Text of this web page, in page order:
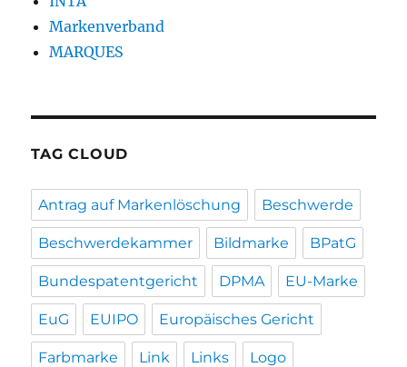
Markenverband
MARQUES
TAG CLOUD
Antrag auf Markenlöschung Beschwerde
Beschwerdekammer Bildmarke BPatG
Bundespatentgericht DPMA EU-Marke
EuG EUIPO Europäisches Gericht
Farbmarke Link Links Logo